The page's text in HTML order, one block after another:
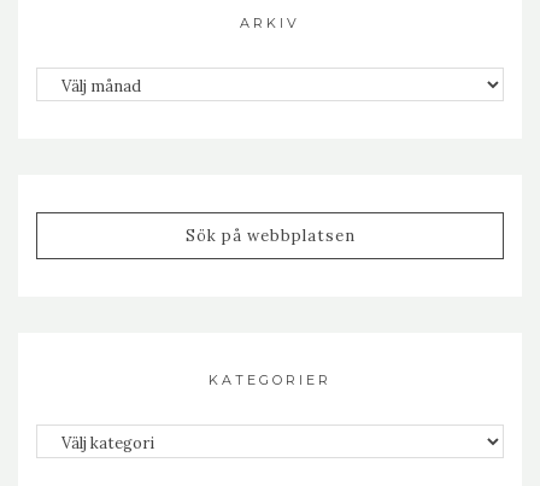
ARKIV
Arkiv
KATEGORIER
Kategorier